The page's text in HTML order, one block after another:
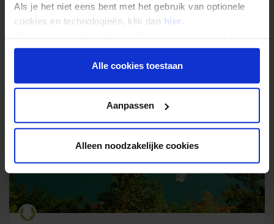
Als je het niet eens bent met het gebruik van optionele
cookies en technologieën, klik dan hier .
onder aan de pagina op elk gewenst moment voor de
toekomst wijzigen.Alle cookies toestaan
Aanpassen
Alleen noodzakelijke cookies
heeft met haar diverse, in de stad gelegen meren, een
unieke sfeer. De koloniale villa'sgeven de stad een